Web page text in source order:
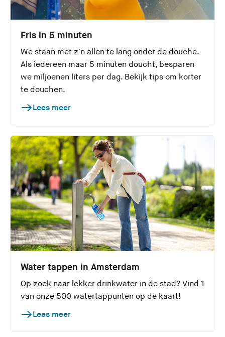
Fris in 5 minuten
We staan met z'n allen te lang onder de douche.
Als iedereen maar 5 minuten doucht, besparen
we miljoenen liters per dag. Bekijk tips om korter
te douchen.
Lees meer
Water tappen in Amsterdam
Op zoek naar lekker drinkwater in de stad? Vind 1
van onze 500 watertappunten op de kaart!
Lees meer